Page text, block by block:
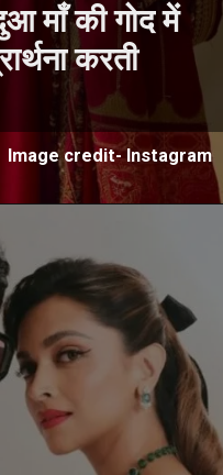
Image credit- Instagram
माँ की गोद में
करती